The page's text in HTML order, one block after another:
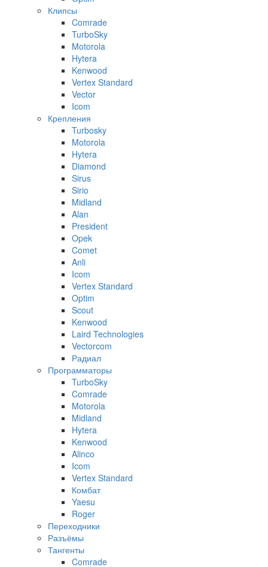
Клипсы
Comrade
TurboSky
Motorola
Hytera
Kenwood
Vertex Standard
Vector
Icom
Крепления
Turbosky
Motorola
Hytera
Diamond
Sirus
Sirio
Midland
Alan
President
Opek
Comet
Anli
Icom
Vertex Standard
Optim
Scout
Kenwood
Laird Technologies
Vectorcom
Радиал
Программаторы
TurboSky
Comrade
Motorola
Midland
Hytera
Kenwood
Alinco
Icom
Vertex Standard
Комбат
Yaesu
Roger
Переходники
Разъёмы
Тангенты
Comrade